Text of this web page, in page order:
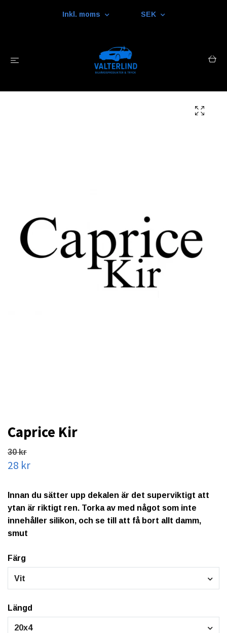
Inkl. moms SEK
Caprice Kir
30 kr
28 kr
Innan du sätter upp dekalen är det superviktigt att
ytan är riktigt ren. Torka av med något som inte
innehåller silikon, och se till att få bort allt damm,
smut
Färg
Vit
Längd
20x4